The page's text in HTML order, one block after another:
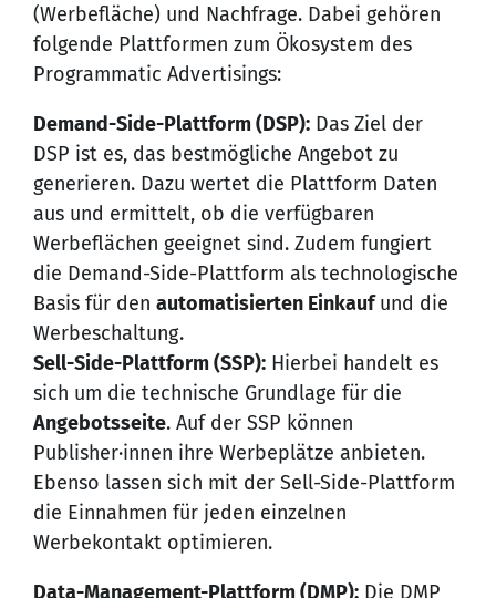
(Werbefläche) und Nachfrage. Dabei gehören
folgende Plattformen zum Ökosystem des
Programmatic Advertisings:
Demand-Side-Plattform (DSP): Das Ziel der
DSP ist es, das bestmögliche Angebot zu
generieren. Dazu wertet die Plattform Daten
aus und ermittelt, ob die verfügbaren
Werbeflächen geeignet sind. Zudem fungiert
die Demand-Side-Plattform als technologische
Basis für den automatisierten Einkaufund die
Werbeschaltung.
Sell-Side-Plattform (SSP): Hierbei handelt es
sich um die technische Grundlage für die
Angebotsseite. Auf der SSP können
Publisher·innen ihre Werbeplätze anbieten.
Ebenso lassen sich mit der Sell-Side-Plattform
die Einnahmen für jeden einzelnen
Werbekontakt optimieren.
Data-Management-Plattform (DMP): Die DMP